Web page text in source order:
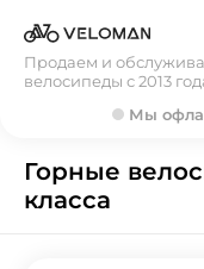
Продаем и
велосипеды с 2013
Мы
Горные
класса